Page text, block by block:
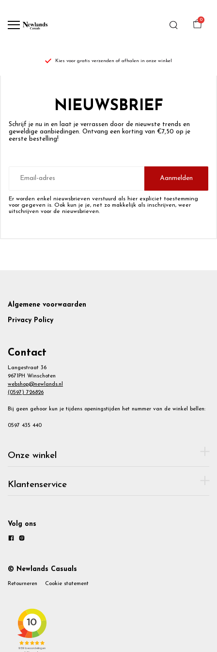
0
Kies voor gratis verzenden of afhalen in onze winkel
Newlands
NIEUWSBRIEF
Schrijf je nu in en laat je verrassen door de nieuwste trends en
geweldige aanbiedingen. Ontvang een korting van €7,50 op je
eerste bestelling!
mailadres
Aanmelden
Er worden enkel nieuwsbrieven verstuurd als hier expliciet toestemming
voor gegeven is. Ook kun je je, net zo makkelijk als inschrijven, weer
uitschrijven voor de nieuwsbrieven.
Footer
Algemene voorwaarden
Privacy Policy
Contact
Langestraat 36
9671PH Winschoten
webshop@newlands.nl
(0597) 726826
Bij geen gehoor kun je tijdens openingstijden het nummer van de winkel bellen:
0597 435 440
Onze winkel
Klantenservice
Volg ons
© Newlands Casuals
Retourneren Cookie statement